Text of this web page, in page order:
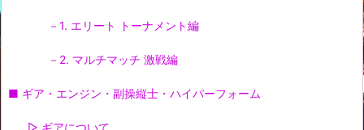
－1. エリート トーナメント編
－2. マルチマッチ 激戦編
■ ギア・エンジン・副操縦士・ハイパーフォーム